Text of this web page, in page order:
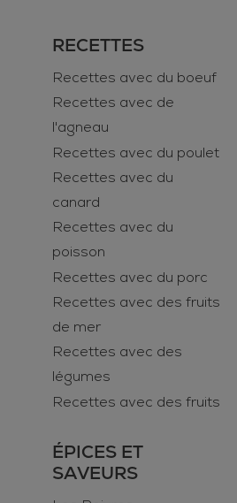
RECETTES
Recettes avec du boeuf
Recettes avec de
l'agneau
Recettes avec du poulet
Recettes avec du
canard
Recettes avec du
poisson
Recettes avec du porc
Recettes avec des fruits
de mer
Recettes avec des
légumes
Recettes avec des fruits
ÉPICES ET
SAVEURS